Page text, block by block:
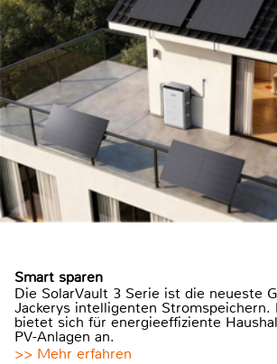
Smart sparen
Die SolarVault 3 Serie ist die neueste
Jackerys intelligenten Stromspeichern.
bietet sich für energieeffiziente
PV-Anlagen an.
>> Mehr erfahren